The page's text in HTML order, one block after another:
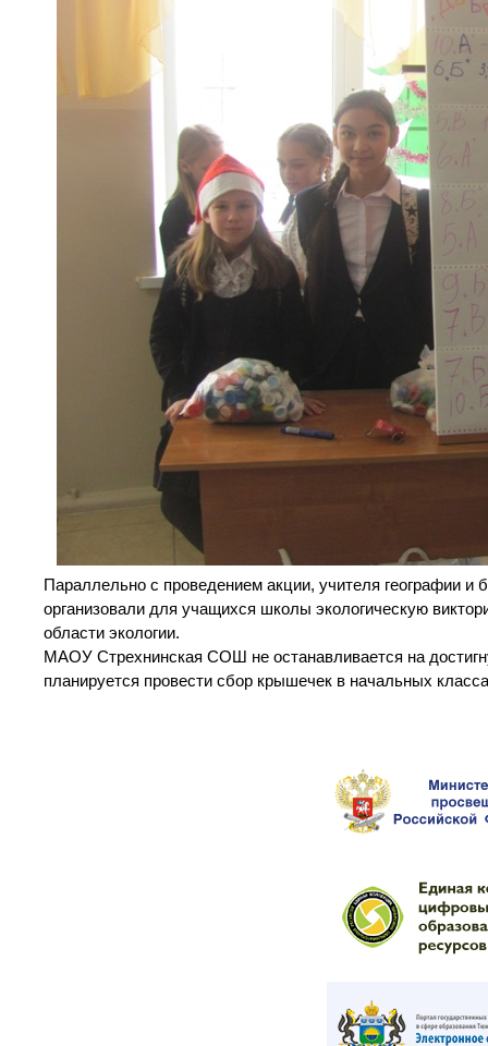
Параллельно с проведением акции, учителя географии
организовали для учащихся школы экологическую
области экологии.
МАОУ Стрехнинская СОШ не останавливается на
планируется провести сбор крышечек в начальных